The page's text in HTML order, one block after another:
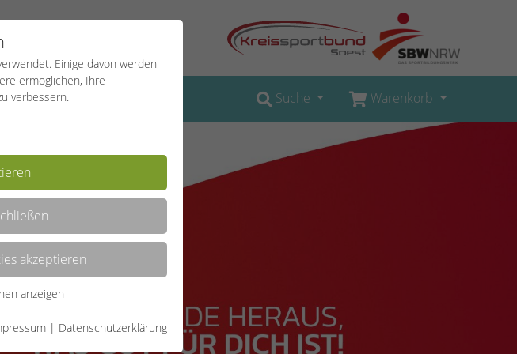
Suche Warenkorb
Einige davon werden
ermöglichen, Ihre
verbessern.
akzeptieren
Funktionen der
anzeigen
| Datenschutzerklärung